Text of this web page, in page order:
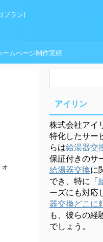
ブラン)
ームページ制作実績
アイリン
株式会社アイ
特化したサー
らは給湯器交
保証付きのサ
給湯器交換に
でき、特に「
ーズにも対応
器交換どこに
も、彼らの経
でしょう。